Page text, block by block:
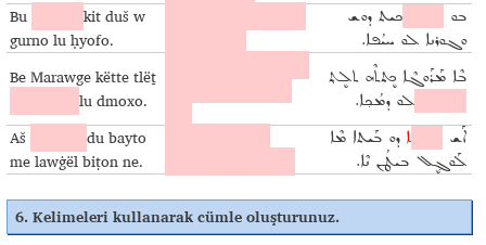
Bu
kit duš w
gurno lu ḥyofo.
ܒܘ
ܟܝܬ ܕܘܫ
ܘܓܘܪܢܐ ܠܘ ܚܝܳܦܐ.
Be Marawge këtte tlëṯ
lu dmoxo.
ܒܶܐ ܡܰܪܰܘܓܶܐ ܟܷܬܬܶܗ ܬܠܷܬ݂
ܠܘ ܕܡܳܟ݂ܐ.
Aš
du bayto
me lawġël biṭon ne.
ܐܰܫ ܐܕܘ ܒܰܝܬܐ ܡܶܐ
ܠܰܘܓ݂ܷܠ ܒܝܛܳܢ ܢܶܐ.
6. Kelimeleri kullanarak cümle oluşturunuz.